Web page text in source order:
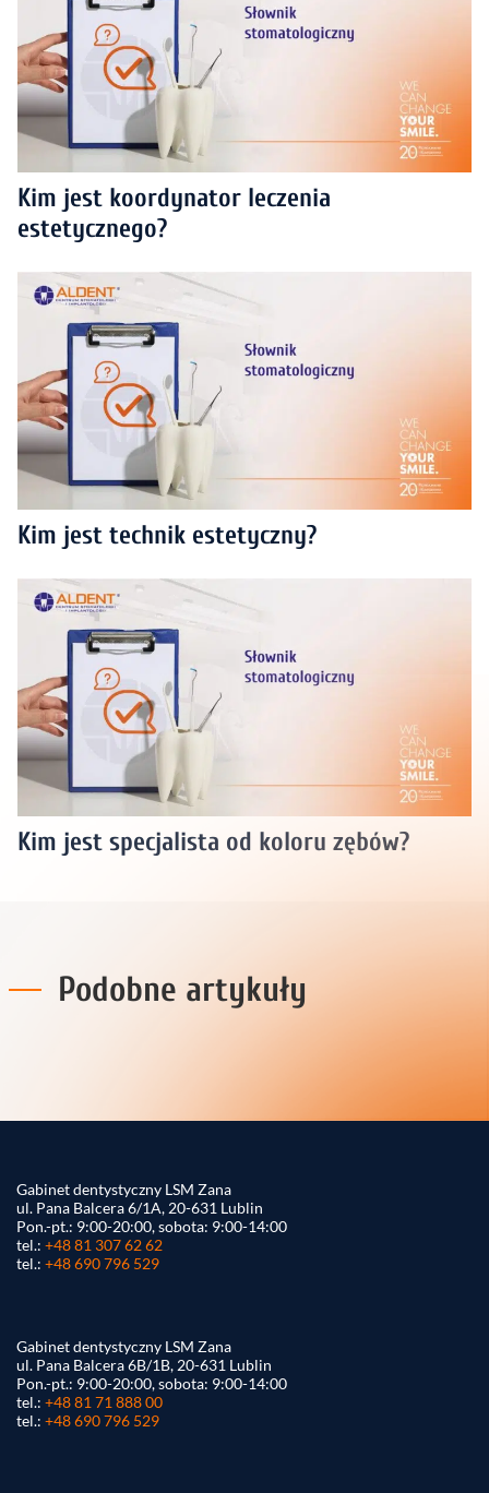
Kim jest koordynator leczenia
estetycznego?
Kim jest technik estetyczny?
Kim jest specjalista od koloru zębów?
Podobne artykuły
Gabinet dentystyczny LSM Zana
ul. Pana Balcera 6/1A, 20-631 Lublin
Pon.-pt.: 9:00-20:00, sobota: 9:00-14:00
tel.: +48 81 307 62 62
tel.: +48 690 796 529
Gabinet dentystyczny LSM Zana
ul. Pana Balcera 6B/1B, 20-631 Lublin
Pon.-pt.: 9:00-20:00, sobota: 9:00-14:00
tel.: +48 81 71 888 00
tel.: +48 690 796 529